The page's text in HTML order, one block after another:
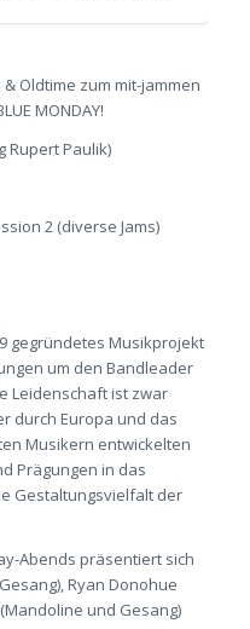
Oldtime zum mit-jammen
MONDAY!
Rupert Paulik)
2 (diverse Jams)
gegründetes Musikprojekt
um den Bandleader
Leidenschaft ist zwar
durch Europa und das
Musikern entwickelten
Prägungen in das
Gestaltungsvielfalt der
Abends präsentiert sich
Ryan Donohue
und Gesang)